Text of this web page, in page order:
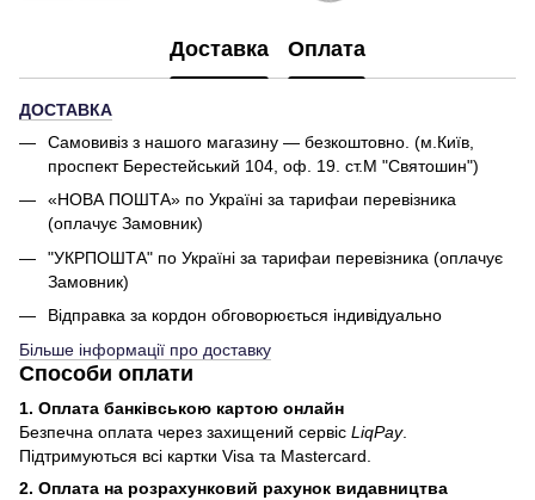
Доставка Оплата
ДОСТАВКА
Самовивіз з нашого магазину — безкоштовно. (м.Київ,
проспект Берестейський 104, оф. 19. ст.М "Святошин")
«НОВА ПОШТА» по Україні за тарифаи перевізника
(оплачує Замовник)
"УКРПОШТА" по Україні за тарифаи перевізника (оплачує
Замовник)
Відправка за кордон обговорюється індивідуально
Більше інформації про доставку
Способи оплати
1. Оплата банківською картою онлайн
Безпечна оплата через захищений сервіс LiqPay.
Підтримуються всі картки Visa та Mastercard.
2. Оплата на розрахунковий рахунок видавництва